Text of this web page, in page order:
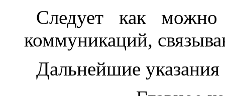
Следует как можно
коммуникаций,
Дальнейшие